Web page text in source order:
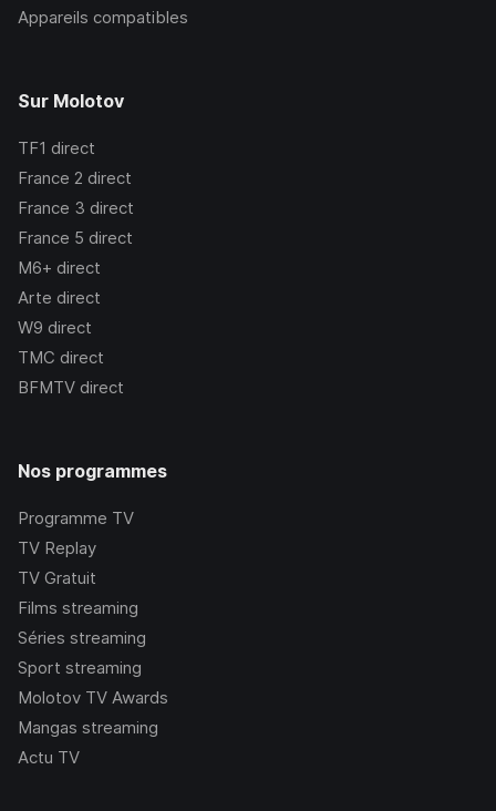
Appareils compatibles
Sur Molotov
TF1 direct
France 2 direct
France 3 direct
France 5 direct
M6+ direct
Arte direct
W9 direct
TMC direct
BFMTV direct
Nos programmes
Programme TV
TV Replay
TV Gratuit
Films streaming
Séries streaming
Sport streaming
Molotov TV Awards
Mangas streaming
Actu TV